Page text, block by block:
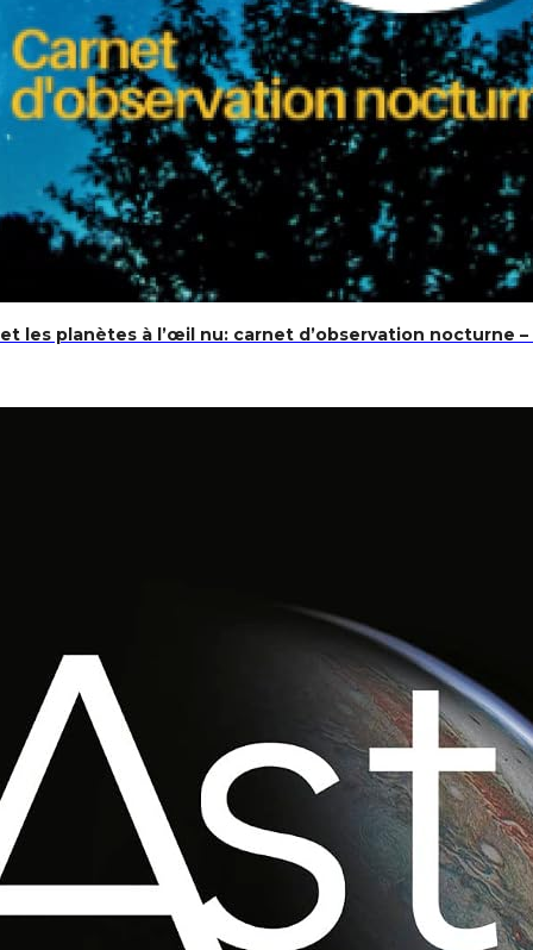
les planètes à l’œil nu: carnet d’observation nocturne